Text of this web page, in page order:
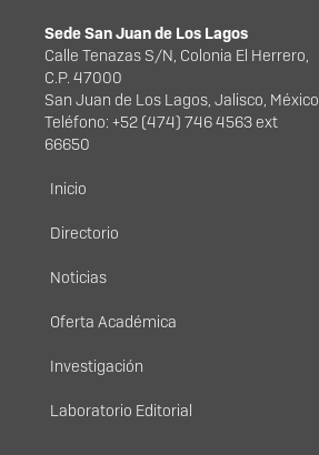
Sede San Juan de Los Lagos
Calle Tenazas S/N, Colonia El Herrero,
C.P. 47000
San Juan de Los Lagos, Jalisco, México
Teléfono: +52 (474) 746 4563 ext
66650
Menú principal
Inicio
Directorio
Noticias
Oferta Académica
Investigación
Laboratorio Editorial